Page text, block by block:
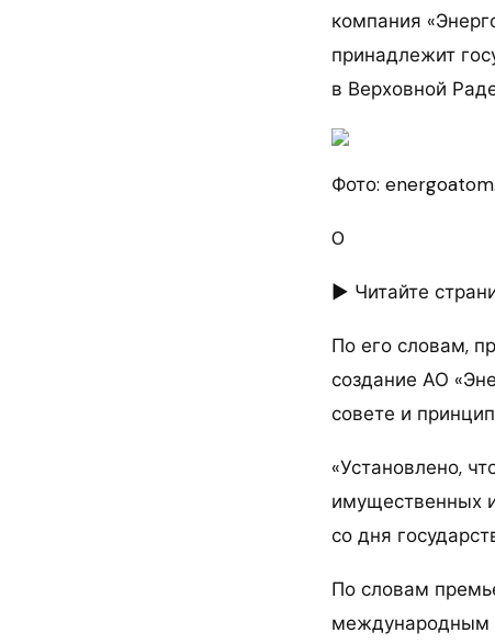
компания
принадлежит
в Верховной
Фото:
0
► Читайте
По его словам,
создание АО
совете и
«Установлено,
имущественных
со дня
По словам
международным